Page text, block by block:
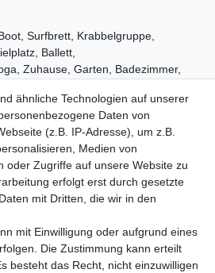
Surfbrett, Krabbelgruppe,
Ballett,
Zuhause, Garten, Badezimmer,
die Rutschgefahr auf nassen und
Vergleich zum Barfuss laufen.
immer.
Olschewskibogen 8, 80935 München,
info@myslipstop.de
GmbH, Olschewskibogen 8, 80935
ähnliche Technologien auf unserer
Daten von
(z.B. IP-Adresse), um z.B.
Medien von
oder Zugriffe auf unsere Website zu
erfolgt erst durch gesetzte
mit Dritten, die wir in den
mit Einwilligung oder aufgrund eines
Die Zustimmung kann erteilt
besteht das Recht, nicht einzuwilligen